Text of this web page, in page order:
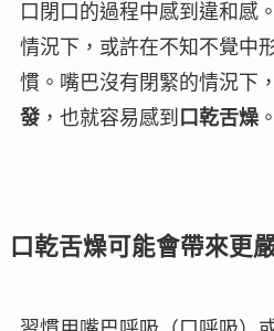
口閉口的過程中感到違和感
情況下，或許在不知不覺中
慣。嘴巴沒有閉緊的情況下
發，也就容易感到 口乾舌燥。
口乾舌燥可能會帶來更